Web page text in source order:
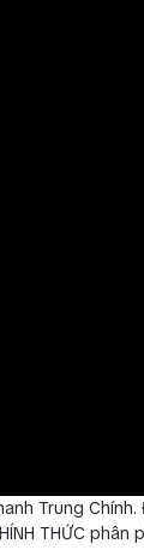
Trung
THỨC phân